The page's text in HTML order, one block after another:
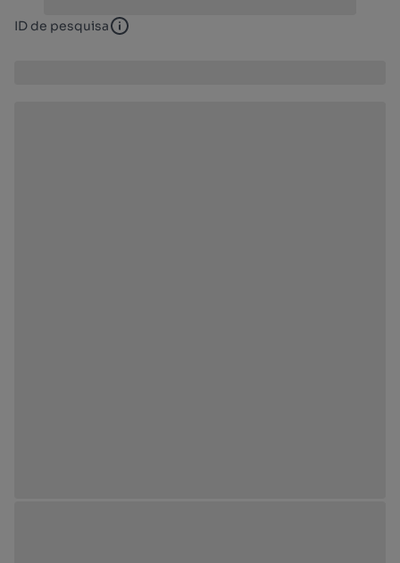
ID de pesquisa ID de pesquisa